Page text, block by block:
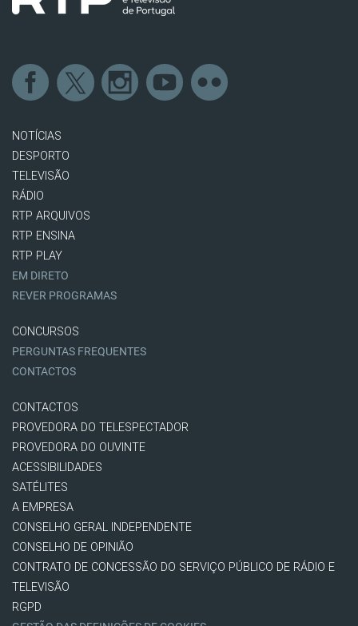
NOTÍCIAS
DESPORTO
TELEVISÃO
RÁDIO
RTP ARQUIVOS
RTP ENSINA
RTP PLAY
EM DIRETO
REVER PROGRAMAS
CONCURSOS
PERGUNTAS FREQUENTES
CONTACTOS
CONTACTOS
PROVEDORA DO TELESPECTADOR
PROVEDORA DO OUVINTE
ACESSIBILIDADES
SATÉLITES
A EMPRESA
CONSELHO GERAL INDEPENDENTE
CONSELHO DE OPINIÃO
CONTRATO DE CONCESSÃO DO SERVIÇO PÚBLICO DE RÁDIO E
TELEVISÃO
RGPD